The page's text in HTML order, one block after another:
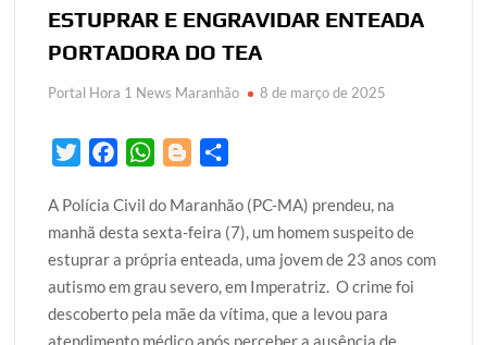
ESTUPRAR E ENGRAVIDAR ENTEADA
PORTADORA DO TEA
Portal Hora 1 News Maranhão 8 de março de 2025
i
t
t
e
r
c
e
b
o
o
W
a
t
s
A
p
o
g
g
e
r
a
r
e
A Polícia Civil do Maranhão (PC-MA) prendeu, na
manhã desta sexta-feira (7), um homem suspeito de
estuprar a própria enteada, uma jovem de 23 anos com
autismo em grau severo, em Imperatriz. O crime foi
descoberto pela mãe da vítima, que a levou para
atendimento médico após perceber a ausência de